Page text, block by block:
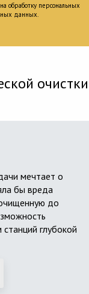
обработку персональных
данных.
очистки
мечтает о
бы вреда
до
глубокой